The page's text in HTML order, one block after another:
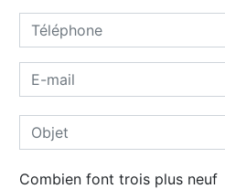
Combien font trois plus neuf